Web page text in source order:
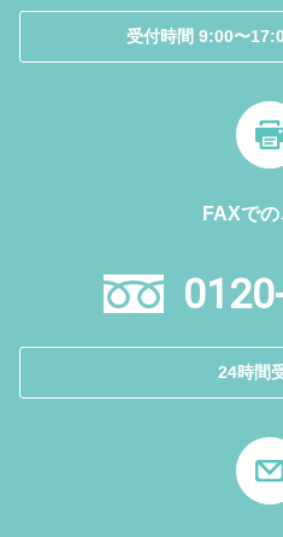
受付時間 9:00〜
FAXで
24時間